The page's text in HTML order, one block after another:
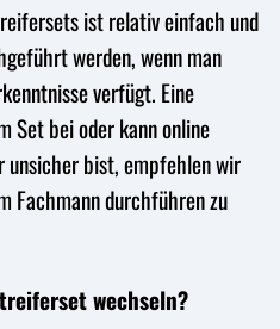
ist relativ einfach und
werden, wenn man
verfügt. Eine
Set bei oder kann online
unsicher bist, empfehlen wir
Fachmann durchführen zu
wechseln?